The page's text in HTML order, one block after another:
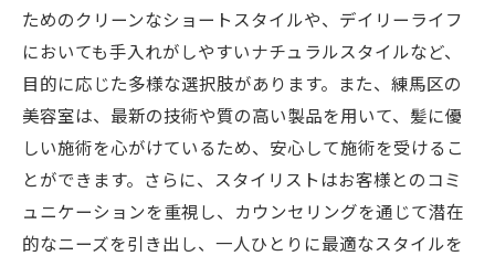
ジ
安心と信頼の美容室選びのポイント
流行を取り入れたメンズスタイルの冒険
初めての方も納得のスタイリング
あなたの個性を活かすための美容室選び
ためのクリーンなショートスタイルや、デイリーライフ
においても手入れがしやすいナチュラルスタイルなど、
目的に応じた多様な選択肢があります。また、練馬区の
美容室は、最新の技術や質の高い製品を用いて、髪に優
しい施術を心がけているため、安心して施術を受けるこ
とができます。さらに、スタイリストはお客様とのコミ
ュニケーションを重視し、カウンセリングを通じて潜在
的なニーズを引き出し、一人ひとりに最適なスタイルを